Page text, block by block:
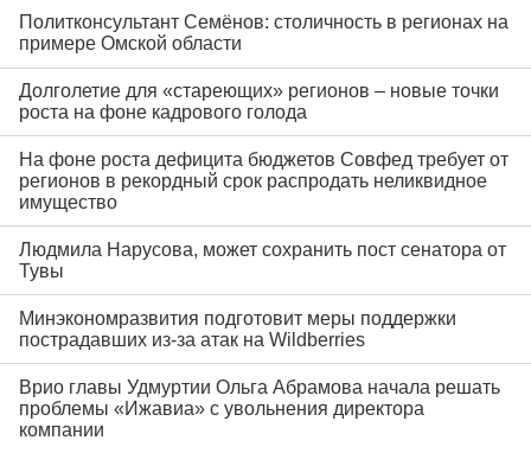
Политконсультант Семёнов: столичность в регионах на
примере Омской области
Долголетие для «стареющих» регионов – новые точки
роста на фоне кадрового голода
На фоне роста дефицита бюджетов Совфед требует от
регионов в рекордный срок распродать неликвидное
имущество
Людмила Нарусова, может сохранить пост сенатора от
Тувы
Минэкономразвития подготовит меры поддержки
пострадавших из-за атак на Wildberries
Врио главы Удмуртии Ольга Абрамова начала решать
проблемы «Ижавиа» с увольнения директора
компании